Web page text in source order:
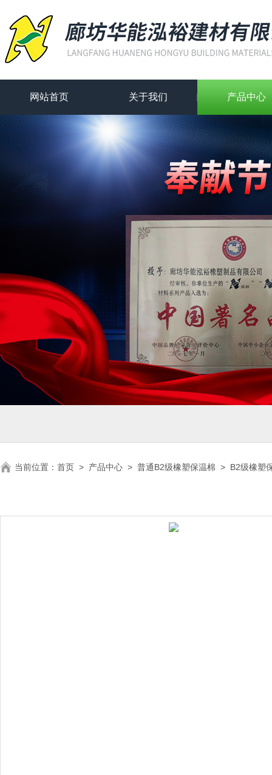
网站首页 关于我们 产品中心
当前位置： 首页 > 产品中心 > 普通B2级橡塑保温棉 > B2级橡塑